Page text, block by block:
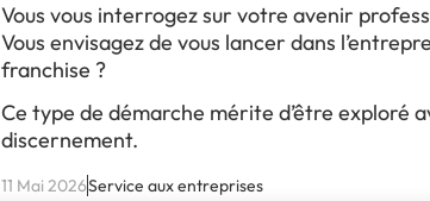
Vous vous interrogez sur votre avenir
Vous envisagez de vous lancer dans
franchise ?
Ce type de démarche mérite d’être exploré
discernement.
11 Mai 2026Service aux entreprises